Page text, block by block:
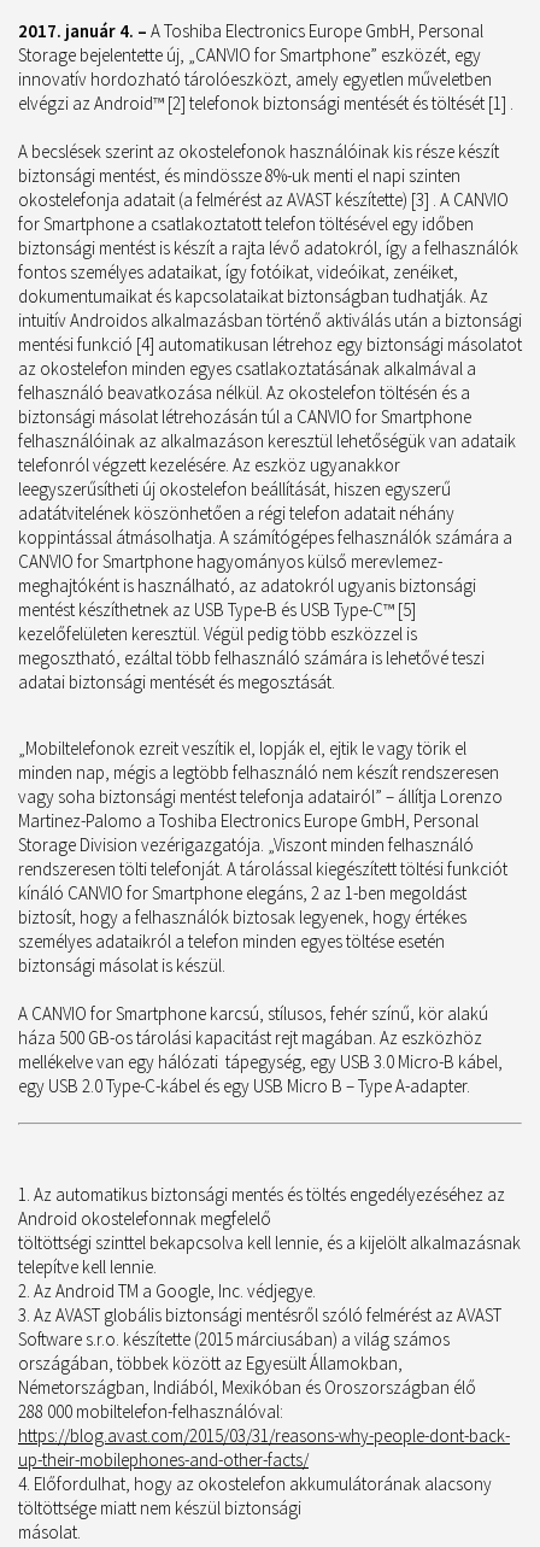
2017. január 4. – A Toshiba Electronics Europe GmbH, Personal
Storage bejelentette új, „CANVIO for Smartphone” eszközét, egy
innovatív hordozható tárolóeszközt, amely egyetlen műveletben
elvégzi az Android™ [2] telefonok biztonsági mentését és töltését [1] .
A becslések szerint az okostelefonok használóinak kis része készít
biztonsági mentést, és mindössze 8%-uk menti el napi szinten
okostelefonja adatait (a felmérést az AVAST készítette) [3] . A CANVIO
for Smartphone a csatlakoztatott telefon töltésével egy időben
biztonsági mentést is készít a rajta lévő adatokról, így a felhasználók
fontos személyes adataikat, így fotóikat, videóikat, zenéiket,
dokumentumaikat és kapcsolataikat biztonságban tudhatják. Az
intuitív Androidos alkalmazásban történő aktiválás után a biztonsági
mentési funkció [4] automatikusan létrehoz egy biztonsági másolatot
az okostelefon minden egyes csatlakoztatásának alkalmával a
felhasználó beavatkozása nélkül. Az okostelefon töltésén és a
biztonsági másolat létrehozásán túl a CANVIO for Smartphone
felhasználóinak az alkalmazáson keresztül lehetőségük van adataik
telefonról végzett kezelésére. Az eszköz ugyanakkor
leegyszerűsítheti új okostelefon beállítását, hiszen egyszerű
adatátvitelének köszönhetően a régi telefon adatait néhány
koppintással átmásolhatja. A számítógépes felhasználók számára a
CANVIO for Smartphone hagyományos külső merevlemez-
meghajtóként is használható, az adatokról ugyanis biztonsági
mentést készíthetnek az USB Type-B és USB Type-C™ [5]
kezelőfelületen keresztül. Végül pedig több eszközzel is
megosztható, ezáltal több felhasználó számára is lehetővé teszi
adatai biztonsági mentését és megosztását.
„Mobiltelefonok ezreit veszítik el, lopják el, ejtik le vagy törik el
minden nap, mégis a legtöbb felhasználó nem készít rendszeresen
vagy soha biztonsági mentést telefonja adatairól” – állítja Lorenzo
Martinez-Palomo a Toshiba Electronics Europe GmbH, Personal
Storage Division vezérigazgatója. „Viszont minden felhasználó
rendszeresen tölti telefonját. A tárolással kiegészített töltési funkciót
kínáló CANVIO for Smartphone elegáns, 2 az 1-ben megoldást
biztosít, hogy a felhasználók biztosak legyenek, hogy értékes
személyes adataikról a telefon minden egyes töltése esetén
biztonsági másolat is készül.
A CANVIO for Smartphone karcsú, stílusos, fehér színű, kör alakú
háza 500 GB-os tárolási kapacitást rejt magában. Az eszközhöz
mellékelve van egy hálózati tápegység, egy USB 3.0 Micro-B kábel,
egy USB 2.0 Type-C-kábel és egy USB Micro B – Type A-adapter.
Az automatikus biztonsági mentés és töltés engedélyezéséhez az
Android okostelefonnak megfelelő
töltöttségi szinttel bekapcsolva kell lennie, és a kijelölt alkalmazásnak
telepítve kell lennie.
Az Android TM a Google, Inc. védjegye.
Az AVAST globális biztonsági mentésről szóló felmérést az AVAST
Software s.r.o. készítette (2015 márciusában) a világ számos
országában, többek között az Egyesült Államokban,
Németországban, Indiából, Mexikóban és Oroszországban élő
288 000 mobiltelefon-felhasználóval:
https://blog.avast.com/2015/03/31/reasons-why-people-dont-back-
up-their-mobilephones-and-other-facts/
Előfordulhat, hogy az okostelefon akkumulátorának alacsony
töltöttsége miatt nem készül biztonsági
másolat.